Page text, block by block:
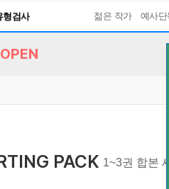
형검사
젊은 작가 예사단
OPEN
PACK 1~3권 합본